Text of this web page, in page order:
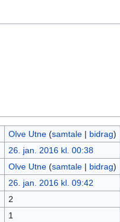
Olve Utne (samtale| bidrag)
26. jan. 2016 kl. 00:38
Olve Utne (samtale| bidrag)
26. jan. 2016 kl. 09:42
2
1